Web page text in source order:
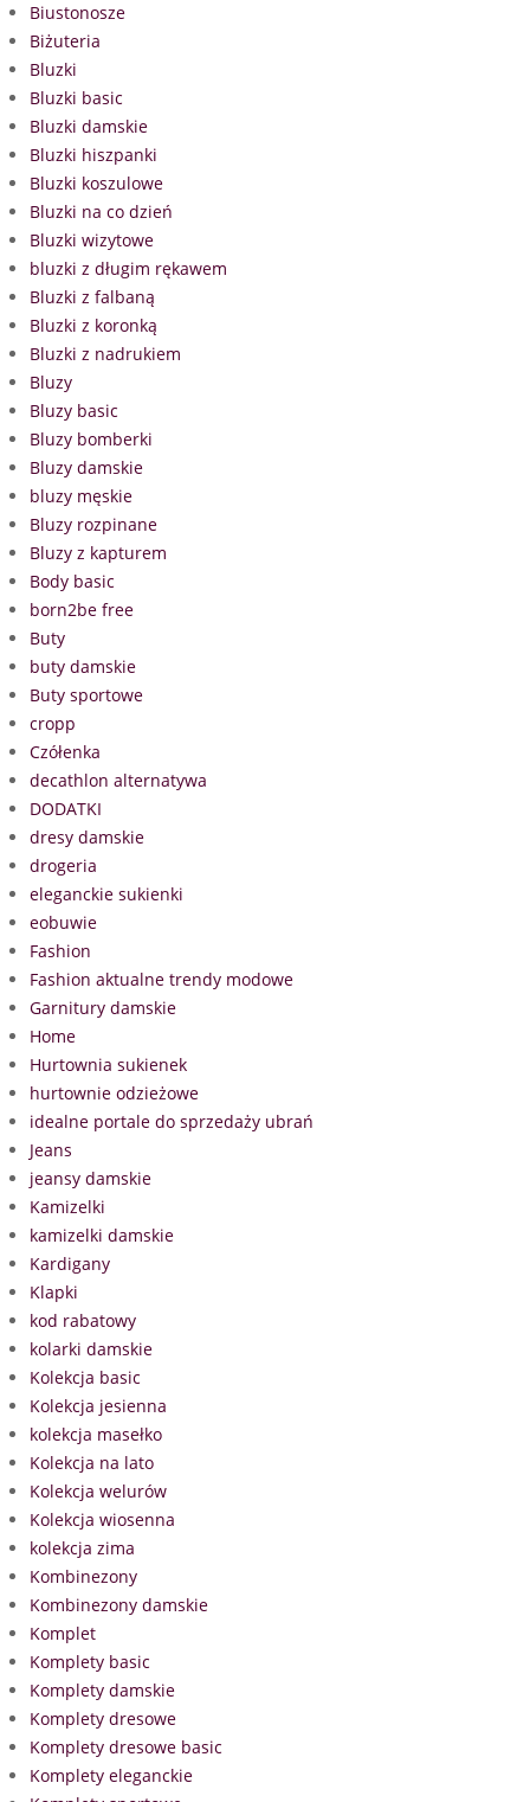
Biustonosze
Biżuteria
Bluzki
Bluzki basic
Bluzki damskie
Bluzki hiszpanki
Bluzki koszulowe
Bluzki na co dzień
Bluzki wizytowe
bluzki z długim rękawem
Bluzki z falbaną
Bluzki z koronką
Bluzki z nadrukiem
Bluzy
Bluzy basic
Bluzy bomberki
Bluzy damskie
bluzy męskie
Bluzy rozpinane
Bluzy z kapturem
Body basic
born2be free
Buty
buty damskie
Buty sportowe
cropp
Czółenka
decathlon alternatywa
DODATKI
dresy damskie
drogeria
eleganckie sukienki
eobuwie
Fashion
Fashion aktualne trendy modowe
Garnitury damskie
Home
Hurtownia sukienek
hurtownie odzieżowe
idealne portale do sprzedaży ubrań
Jeans
jeansy damskie
Kamizelki
kamizelki damskie
Kardigany
Klapki
kod rabatowy
kolarki damskie
Kolekcja basic
Kolekcja jesienna
kolekcja masełko
Kolekcja na lato
Kolekcja welurów
Kolekcja wiosenna
kolekcja zima
Kombinezony
Kombinezony damskie
Komplet
Komplety basic
Komplety damskie
Komplety dresowe
Komplety dresowe basic
Komplety eleganckie